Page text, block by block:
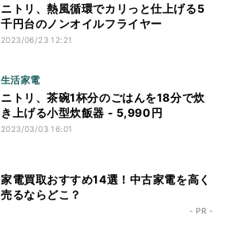
ニトリ、熱風循環でカリっと仕上げる5
千円台のノンオイルフライヤー
2023/06/23 12:21
生活家電
ニトリ、茶碗1杯分のごはんを18分で炊
き上げる小型炊飯器 - 5,990円
2023/03/03 16:01
家電買取おすすめ14選！中古家電を高く
売るならどこ？
- PR -